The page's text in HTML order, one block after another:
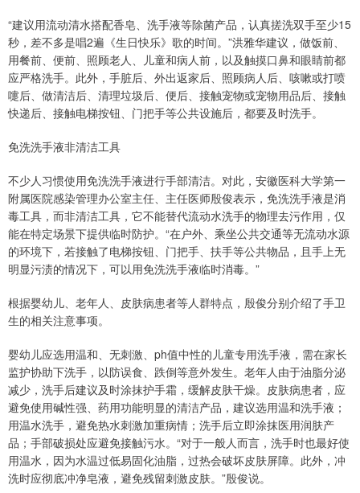
“建议用流动清水搭配香皂、洗手液等除菌产品，认真搓洗双手至少15
秒，差不多是唱2遍《生日快乐》歌的时间。”洪雅华建议，做饭前、
用餐前、便前、照顾老人、儿童和病人前，以及触摸口鼻和眼睛前都
应严格洗手。此外，手脏后、外出返家后、照顾病人后、咳嗽或打喷
嚏后、做清洁后、清理垃圾后、便后、接触宠物或宠物用品后、接触
快递后、接触电梯按钮、门把手等公共设施后，都要及时洗手。
免洗洗手液非清洁工具
不少人习惯使用免洗洗手液进行手部清洁。对此，安徽医科大学第一
附属医院感染管理办公室主任、主任医师殷俊表示，免洗洗手液是消
毒工具，而非清洁工具‌，它不能替代流动水洗手的物理去污作用，仅
能在特定场景下提供临时防护‌。“在户外、乘坐公共交通等无流动水源
的环境下，若接触了电梯按钮、门把手、扶手等公共物品，且手上无
明显污渍的情况下，可以用免洗洗手液临时消毒。”
根据婴幼儿、老年人、皮肤病患者等人群特点，殷俊分别介绍了手卫
生的相关注意事项。
婴幼儿应选用温和、无刺激、ph值中性的儿童专用洗手液，需在家长
监护协助下洗手，以防误食、跌倒等意外发生。老年人由于油脂分泌
减少，洗手后建议及时涂抹护手霜，缓解皮肤干燥。皮肤病患者，应
避免使用碱性强、药用功能明显的清洁产品，建议选用温和洗手液；
用温水洗手，避免热水刺激加重病情；洗手后立即涂抹医用润肤产
品；手部破损处应避免接触污水。“对于一般人而言，洗手时也最好使
用温水，因为水温过低易固化油脂，过热会破坏皮肤屏障。此外，冲
洗时应彻底冲净皂液，避免残留刺激皮肤。”殷俊说。